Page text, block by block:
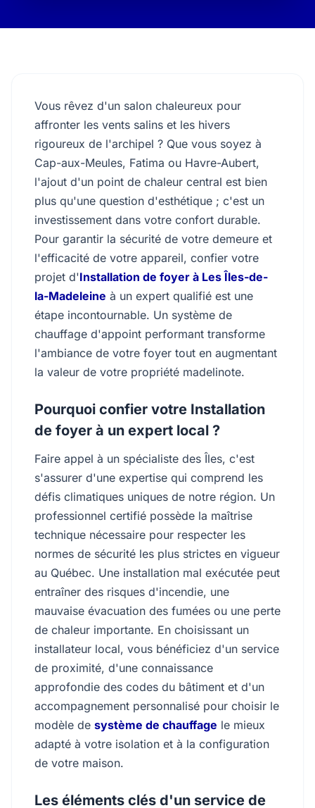
Vous rêvez d'un salon chaleureux pour
affronter les vents salins et les hivers
rigoureux de l'archipel ? Que vous soyez à
Cap-aux-Meules, Fatima ou Havre-Aubert,
l'ajout d'un point de chaleur central est bien
plus qu'une question d'esthétique ; c'est un
investissement dans votre confort durable.
Pour garantir la sécurité de votre demeure et
l'efficacité de votre appareil, confier votre
projet d'Installation de foyer à Les Îles-de-
la-Madeleine à un expert qualifié est une
étape incontournable. Un système de
chauffage d'appoint performant transforme
l'ambiance de votre foyer tout en augmentant
la valeur de votre propriété madelinote.
Pourquoi confier votre Installation
de foyer à un expert local ?
Faire appel à un spécialiste des Îles, c'est
s'assurer d'une expertise qui comprend les
défis climatiques uniques de notre région. Un
professionnel certifié possède la maîtrise
technique nécessaire pour respecter les
normes de sécurité les plus strictes en vigueur
au Québec. Une installation mal exécutée peut
entraîner des risques d'incendie, une
mauvaise évacuation des fumées ou une perte
de chaleur importante. En choisissant un
installateur local, vous bénéficiez d'un service
de proximité, d'une connaissance
approfondie des codes du bâtiment et d'un
accompagnement personnalisé pour choisir le
modèle de système de chauffage le mieux
adapté à votre isolation et à la configuration
de votre maison.
Les éléments clés d'un service de